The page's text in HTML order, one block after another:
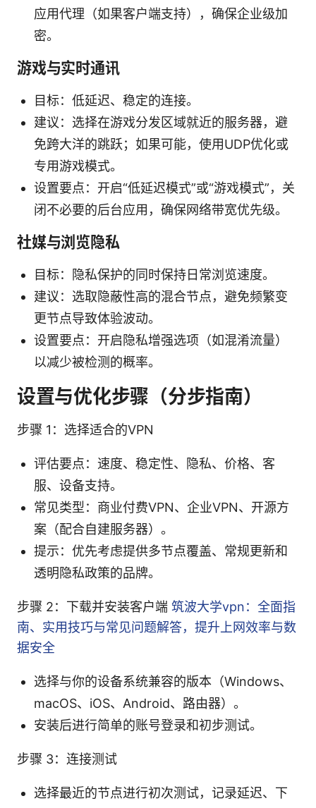
应用代理（如果客户端支持），确保企业级加
密。
游戏与实时通讯
目标：低延迟、稳定的连接。
建议：选择在游戏分发区域就近的服务器，避
免跨大洋的跳跃；如果可能，使用UDP优化或
专用游戏模式。
设置要点：开启“低延迟模式”或“游戏模式”，关
闭不必要的后台应用，确保网络带宽优先级。
社媒与浏览隐私
目标：隐私保护的同时保持日常浏览速度。
建议：选取隐蔽性高的混合节点，避免频繁变
更节点导致体验波动。
设置要点：开启隐私增强选项（如混淆流量）
以减少被检测的概率。
设置与优化步骤（分步指南）
步骤 1：选择适合的VPN
评估要点：速度、稳定性、隐私、价格、客
服、设备支持。
常见类型：商业付费VPN、企业VPN、开源方
案（配合自建服务器）。
提示：优先考虑提供多节点覆盖、常规更新和
透明隐私政策的品牌。
步骤 2：下载并安装客户端 筑波大学vpn：全面指
南、实用技巧与常见问题解答，提升上网效率与数
据安全
选择与你的设备系统兼容的版本（Windows、
macOS、iOS、Android、路由器）。
安装后进行简单的账号登录和初步测试。
步骤 3：连接测试
选择最近的节点进行初次测试，记录延迟、下